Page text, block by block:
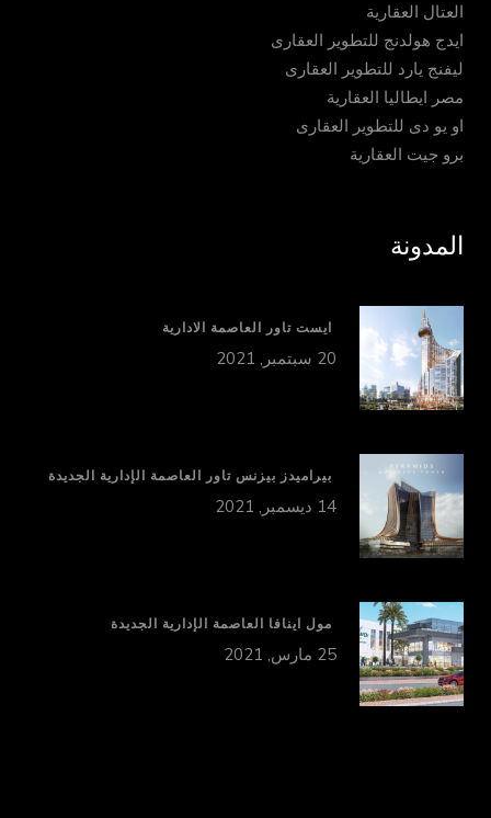
العتال العقارية
ايدج هولدنج للتطوير العقارى
ليفنج يارد للتطوير العقارى
مصر ايطاليا العقارية
او يو دى للتطوير العقارى
برو جيت العقارية
المدونة
ايست تاور العاصمة الادارية
20 سبتمبر, 2021
بيراميدز بيزنس تاور العاصمة الإدارية الجديدة
14 ديسمبر, 2021
مول اينافا العاصمة الإدارية الجديدة
25 مارس, 2021